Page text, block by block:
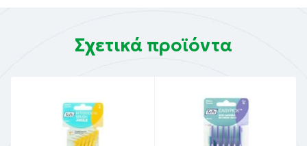
Σχετικά προϊόντα